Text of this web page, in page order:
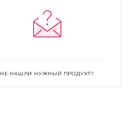
НЕ НАШЛИ НУЖНЫЙ ПРОДУКТ?